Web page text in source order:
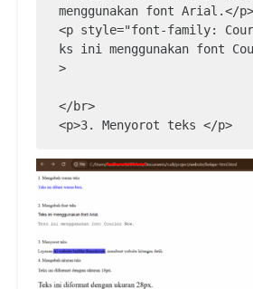
menggunakan font Arial.</p>
<p style="font-family:
ks ini menggunakan font
>
</br>
<p>3. Menyorot teks </p>
#5353ec;">AI website
span>, membuat website
</br>
<p>4. Mengubah ukuran teks
<p style="font-size:
format dengan ukuran